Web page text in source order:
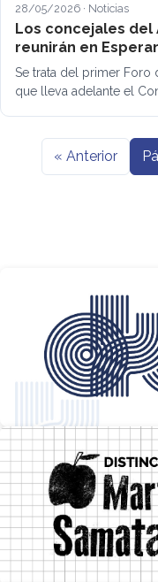
28/05/2026 · Noticias
Los concejales del
reunirán en
Se trata del primer Foro
que lleva adelante el
« Anterior